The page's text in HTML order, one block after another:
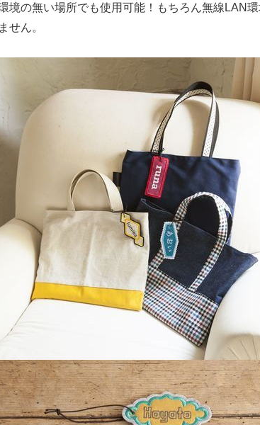
境の無い場所でも使用可能！もちろん無線LAN環
せん。